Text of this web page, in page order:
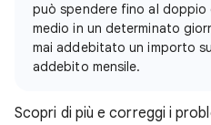
può spendere fino al
medio in un determinato
mai addebitato un importo
addebito mensile.
Scopri di più e correggi i